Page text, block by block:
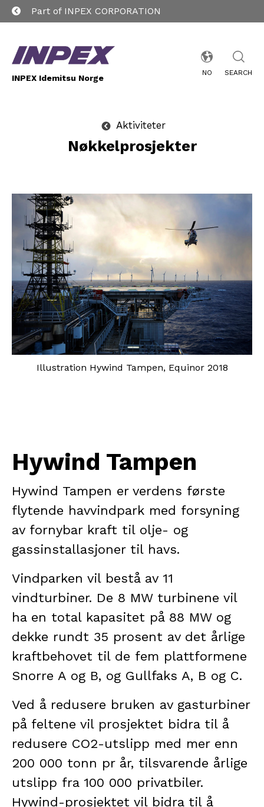
Part of INPEX CORPORATION
INPEX Idemitsu Norge
NO SEARCH
Aktiviteter
Nøkkelprosjekter
Illustration Hywind Tampen, Equinor 2018
Hywind Tampen
Hywind Tampen er verdens første
flytende havvindpark med forsyning
av fornybar kraft til olje- og
gassinstallasjoner til havs.
Vindparken vil bestå av 11
vindturbiner. De 8 MW turbinene vil
ha en total kapasitet på 88 MW og
dekke rundt 35 prosent av det årlige
kraftbehovet til de fem plattformene
Snorre A og B, og Gullfaks A, B og C.
Ved å redusere bruken av gasturbiner
på feltene vil prosjektet bidra til å
redusere CO2-utslipp med mer enn
200 000 tonn pr år, tilsvarende årlige
utslipp fra 100 000 privatbiler.
Hywind-prosjektet vil bidra til å